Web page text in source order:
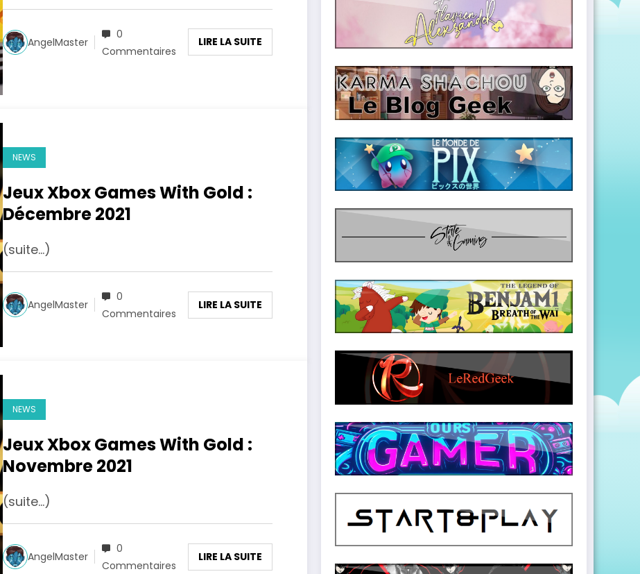
AngelMaster
0
Commentaires
LIRE LA SUITE
NEWS
Jeux Xbox Games With Gold :
Décembre 2021
(suite…)
AngelMaster
0
Commentaires
LIRE LA SUITE
NEWS
Jeux Xbox Games With Gold :
Novembre 2021
(suite…)
AngelMaster
0
Commentaires
LIRE LA SUITE